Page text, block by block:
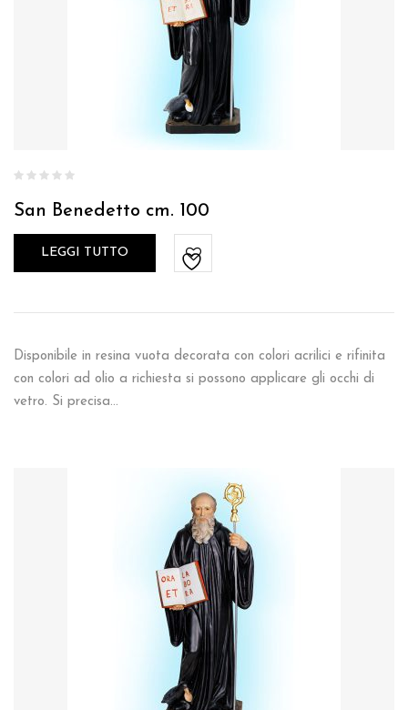
San Benedetto cm. 100
LEGGI TUTTO
Disponibile in resina vuota decorata con colori acrilici e rifinita
con colori ad olio a richiesta si possono applicare gli occhi di
vetro. Si precisa…